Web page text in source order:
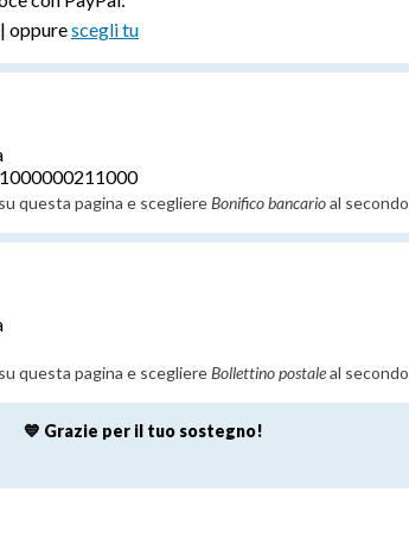
oppurescegli tu
questa pagina e scegliereBonifico bancarioal
questa pagina e scegliereBollettino postaleal
💙 Grazie per il tuo sostegno!